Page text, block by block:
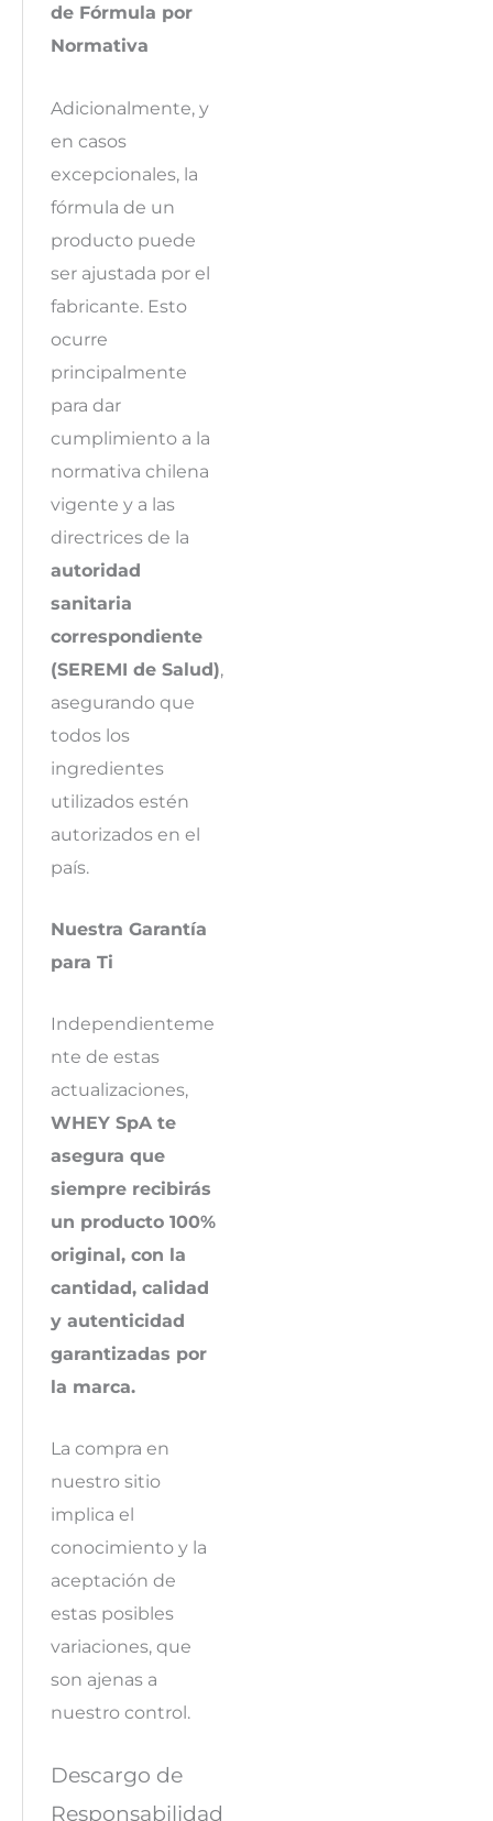
de Fórmula por
Normativa
Adicionalmente, y
en casos
excepcionales, la
fórmula de un
producto puede
ser ajustada por el
fabricante. Esto
ocurre
principalmente
para dar
cumplimiento a la
normativa chilena
vigente y a las
directrices de la
autoridad
sanitaria
correspondiente
(SEREMI de Salud),
asegurando que
todos los
ingredientes
utilizados estén
autorizados en el
país.
Nuestra Garantía
para Ti
Independienteme
nte de estas
actualizaciones,
WHEY SpA te
asegura que
siempre recibirás
un producto 100%
original, con la
cantidad, calidad
y autenticidad
garantizadas por
la marca.
La compra en
nuestro sitio
implica el
conocimiento y la
aceptación de
estas posibles
variaciones, que
son ajenas a
nuestro control.
Descargo de
Responsabilidad